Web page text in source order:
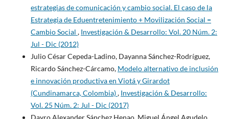
estrategias de comunicación y cambio social. El caso de la
Estrategia de Eduentretenimiento + Movilización Social =
Cambio Social , Investigación & Desarrollo: Vol. 20 Núm. 2:
Jul - Dic (2012)
Julio César Cepeda-Ladino, Dayanna Sánchez-Rodríguez,
Ricardo Sánchez-Cárcamo, Modelo alternativo de inclusión
e innovación productiva en Viotá y Girardot
(Cundinamarca, Colombia), Investigación & Desarrollo:
Vol. 25 Núm. 2: Jul - Dic (2017)
Dayro Alexander Sánchez Henao, Miguel Ángel Agudelo